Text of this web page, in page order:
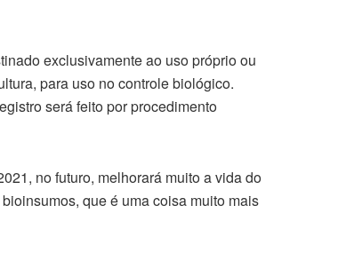
exclusivamente ao uso próprio ou
para uso no controle biológico.
será feito por procedimento
no futuro, melhorará muito a vida do
que é uma coisa muito mais